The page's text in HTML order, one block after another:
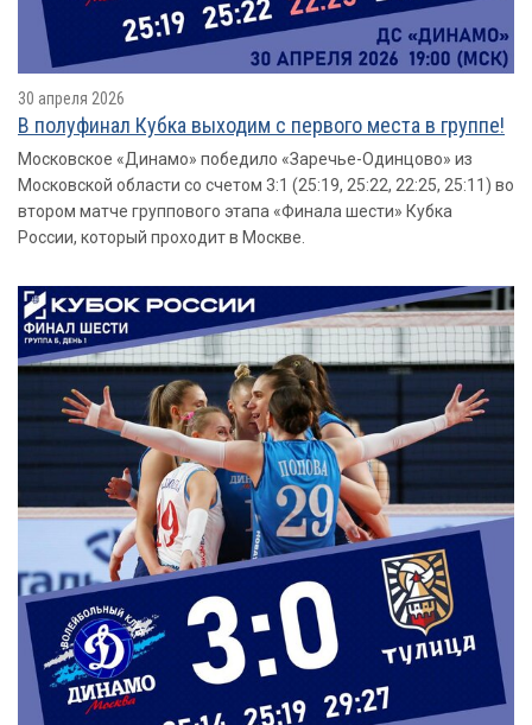
30 апреля 2026
В полуфинал Кубка выходим с первого места в группе!
Московское «Динамо» победило «Заречье-Одинцово» из
Московской области со счетом 3:1 (25:19, 25:22, 22:25, 25:11) во
втором матче группового этапа «Финала шести» Кубка
России, который проходит в Москве.